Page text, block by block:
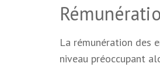
La rémunération des
niveau préoccupant